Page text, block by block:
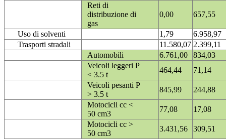
Reti di
distribuzione di
gas
0,00 657,55
Uso di solventi 1,79
6.958,97
Trasporti stradali
11.580,07 2.399,11
Automobili
6.761,00
834,03
Veicoli leggeri P
< 3.5 t
464,44
71,14
Veicoli pesanti P
> 3.5 t
845,99
244,88
Motocicli cc <
50 cm3
77,08
17,08
Motocicli cc >
50 cm3
3.431,56
309,51